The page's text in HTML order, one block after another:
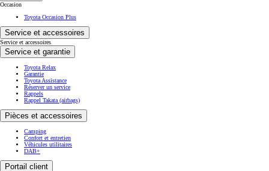
Occasion
Toyota Occasion Plus
Service et accessoires
Service et accessoires
Service et garantie
Toyota Relax
Garantie
Toyota Assistance
Réserver un service
Rappels
Rappel Takata (airbags)
Pièces et accessoires
Camping
Confort et entretien
Véhicules utilitaires
DAB+
Portail client